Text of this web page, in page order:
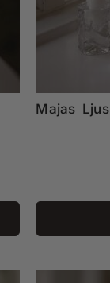
Majas